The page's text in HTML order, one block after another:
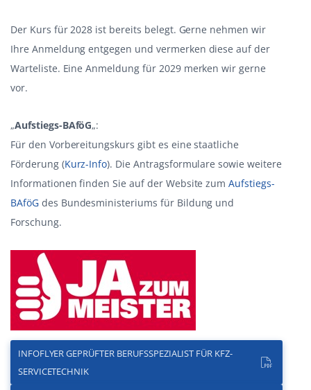
Der Kurs für 2028 ist bereits belegt. Gerne nehmen wir
Ihre Anmeldung entgegen und vermerken diese auf der
Warteliste. Eine Anmeldung für 2029 merken wir gerne
vor.
„Aufstiegs-BAföG„:
Für den Vorbereitungskurs gibt es eine staatliche
Förderung (Kurz-Info). Die Antragsformulare sowie weitere
Informationen finden Sie auf der Website zumAufstiegs-
BAföGdes Bundesministeriums für Bildung und
Forschung.
INFOFLYER GEPRÜFTER BERUFSSPEZIALIST FÜR KFZ-
SERVICETECHNIK